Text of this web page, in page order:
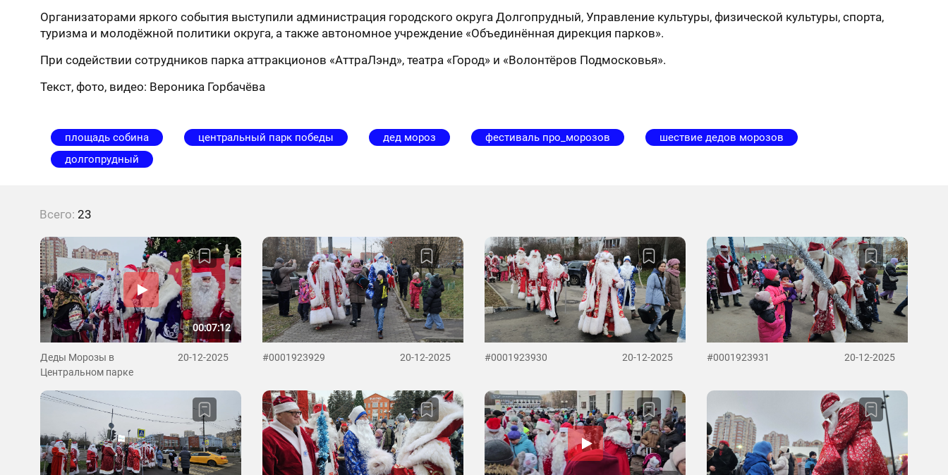
Организаторами яркого события выступили администрация городского округа Долгопрудный, Управление культуры, физической культуры, спорта,
туризма и молодёжной политики округа, а также автономное учреждение «Объединённая дирекция парков».
При содействии сотрудников парка аттракционов «АттраЛэнд», театра «Город» и «Волонтёров Подмосковья».
Текст, фото, видео: Вероника Горбачёва
площадь собина центральный парк победы дед мороз фестиваль про_морозов
шествие дедов морозов
долгопрудный
Всего: 23
00:07:12
Деды Морозы в
Центральном парке
20-12-2025 #0001923929 20-12-2025 #0001923930 20-12-2025 #0001923931 20-12-2025